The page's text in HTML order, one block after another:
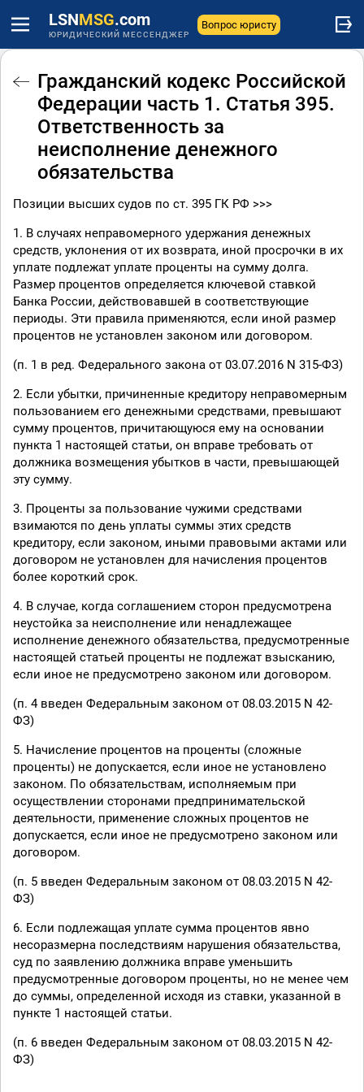
LSNMSG.com
ЮРИДИЧЕСКИЙ МЕССЕНДЖЕР
Вопрос юристу
Гражданский кодекс Российской
Федерации часть 1. Статья 395.
Ответственность за
неисполнение денежного
обязательства
Позиции высших судов по ст. 395 ГК РФ >>>
1. В случаях неправомерного удержания денежных
средств, уклонения от их возврата, иной просрочки в их
уплате подлежат уплате проценты на сумму долга.
Размер процентов определяется ключевой ставкой
Банка России, действовавшей в соответствующие
периоды. Эти правила применяются, если иной размер
процентов не установлен законом или договором.
(п. 1 в ред. Федерального закона от 03.07.2016 N 315-ФЗ)
2. Если убытки, причиненные кредитору неправомерным
пользованием его денежными средствами, превышают
сумму процентов, причитающуюся ему на основании
пункта 1 настоящей статьи, он вправе требовать от
должника возмещения убытков в части, превышающей
эту сумму.
3. Проценты за пользование чужими средствами
взимаются по день уплаты суммы этих средств
кредитору, если законом, иными правовыми актами или
договором не установлен для начисления процентов
более короткий срок.
4. В случае, когда соглашением сторон предусмотрена
неустойка за неисполнение или ненадлежащее
исполнение денежного обязательства, предусмотренные
настоящей статьей проценты не подлежат взысканию,
если иное не предусмотрено законом или договором.
(п. 4 введен Федеральным законом от 08.03.2015 N 42-
ФЗ)
5. Начисление процентов на проценты (сложные
проценты) не допускается, если иное не установлено
законом. По обязательствам, исполняемым при
осуществлении сторонами предпринимательской
деятельности, применение сложных процентов не
допускается, если иное не предусмотрено законом или
договором.
(п. 5 введен Федеральным законом от 08.03.2015 N 42-
ФЗ)
6. Если подлежащая уплате сумма процентов явно
несоразмерна последствиям нарушения обязательства,
суд по заявлению должника вправе уменьшить
предусмотренные договором проценты, но не менее чем
до суммы, определенной исходя из ставки, указанной в
пункте 1 настоящей статьи.
(п. 6 введен Федеральным законом от 08.03.2015 N 42-
ФЗ)